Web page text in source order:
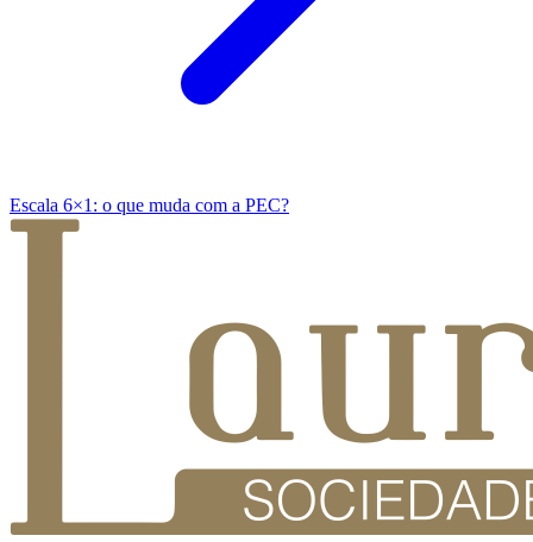
Escala 6×1: o que muda com a PEC?